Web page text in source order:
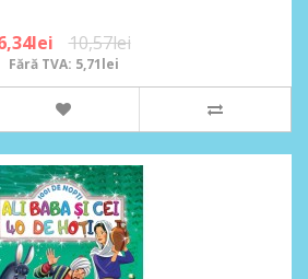
10,57lei
Fără TVA: 5,71lei